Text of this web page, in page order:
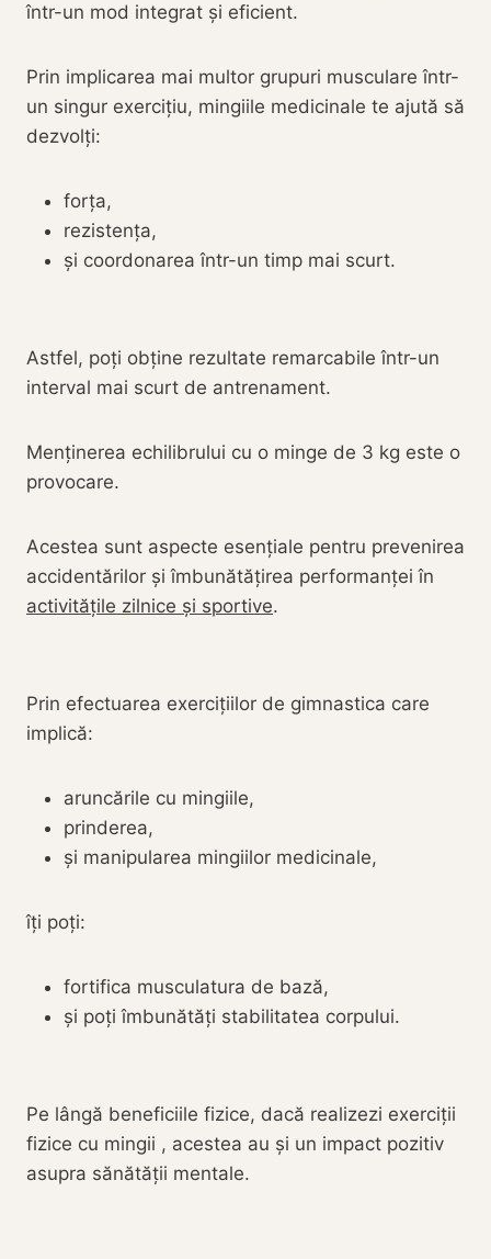
într-un mod integrat și eficient.
Prin implicarea mai multor grupuri musculare într-
un singur exercițiu, mingiile medicinale te ajută să
dezvolți:
forța,
rezistența,
și coordonarea într-un timp mai scurt.
Astfel, poți obține rezultate remarcabile într-un
interval mai scurt de antrenament.
Menținerea echilibrului cu o minge de 3 kg este o
provocare.
Acestea sunt aspecte esențiale pentru prevenirea
accidentărilor și îmbunătățirea performanței în
activitățile zilnice și sportive.
Prin efectuarea exercițiilor de gimnastica care
implică:
aruncările cu mingiile,
prinderea,
și manipularea mingiilor medicinale,
îți poți:
fortifica musculatura de bază,
și poți îmbunătăți stabilitatea corpului.
Pe lângă beneficiile fizice, dacă realizezi exerciții
fizice cu mingii , acestea au și un impact pozitiv
asupra sănătății mentale.